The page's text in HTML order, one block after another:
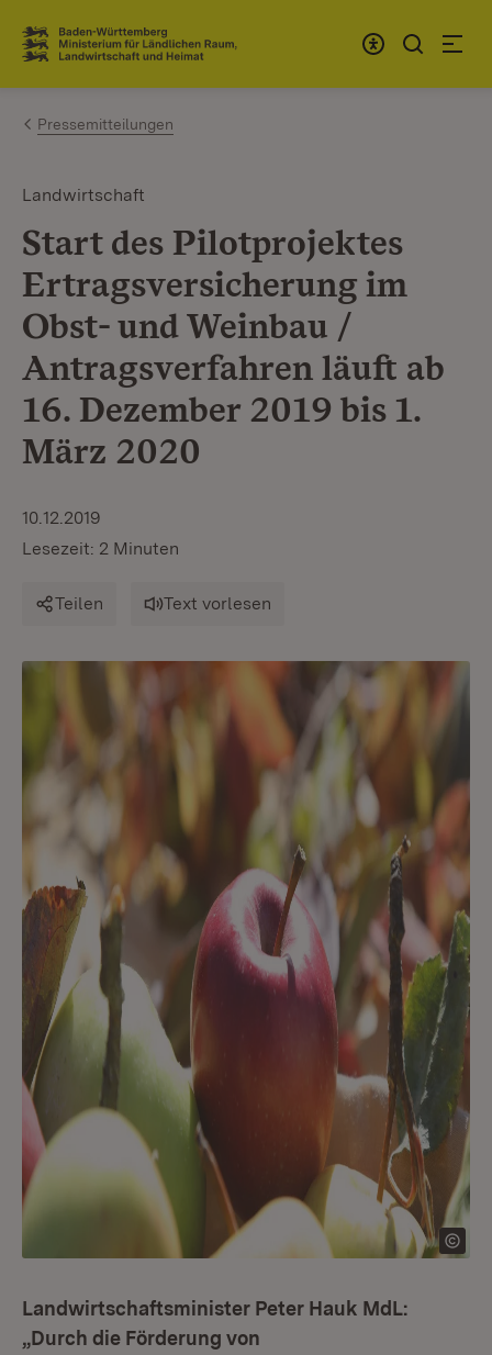
Zum Inhalt springen
Link zur Startseite
Pressemitteilungen
Landwirtschaft
Start des Pilotprojektes
Ertragsversicherung im
Obst- und Weinbau /
Antragsverfahren läuft ab
16. Dezember 2019 bis 1.
März 2020
10.12.2019
Lesezeit: 2 Minuten
Teilen Text vorlesen
Landwirtschaftsminister Peter Hauk MdL:
„Durch die Förderung von